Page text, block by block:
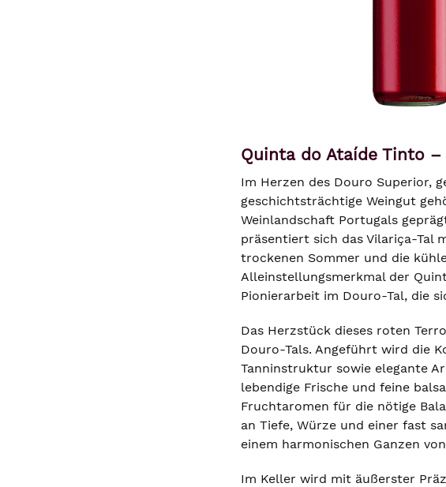
Quinta do Ataíde Tinto
Im Herzen des Douro Superior,
geschichtsträchtige Weingut
Weinlandschaft Portugals
präsentiert sich das Vilariça-Tal
trockenen Sommer und die
Alleinstellungsmerkmal der
Pionierarbeit im Douro-Tal, die
Das Herzstück dieses roten
Douro-Tals. Angeführt wird die
Tanninstruktur sowie elegante
lebendige Frische und feine
Fruchtaromen für die nötige
an Tiefe, Würze und einer fast
einem harmonischen Ganzen
Im Keller wird mit äußerster